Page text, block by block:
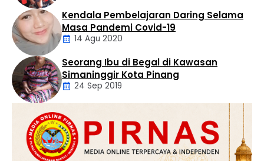
Daerah
Artikel
Kendala Pembelajaran Daring Selama
Masa Pandemi Covid-19
14 Agu 2020
Daerah
Hukum
Kriminal
Labusel
Seorang Ibu di Begal di Kawasan
Simaninggir Kota Pinang
24 Sep 2019